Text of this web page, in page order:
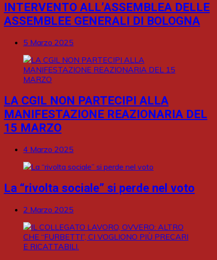
INTERVENTO ALL’ASSEMBLEA DELLE
ASSEMBLEE GENERALI DI BOLOGNA
5 Marzo 2025
LA CGIL NON PARTECIPI ALLA
MANIFESTAZIONE REAZIONARIA DEL
15 MARZO
4 Marzo 2025
La “rivolta sociale” si perde nel voto
2 Marzo 2025